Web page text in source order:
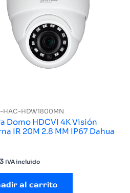
HAC-HDW1800MN
Domo HDCVI 4K Visión
Nocturna IR 20M 2.8 MM IP67 Dahua
IVA incluido
al carrito